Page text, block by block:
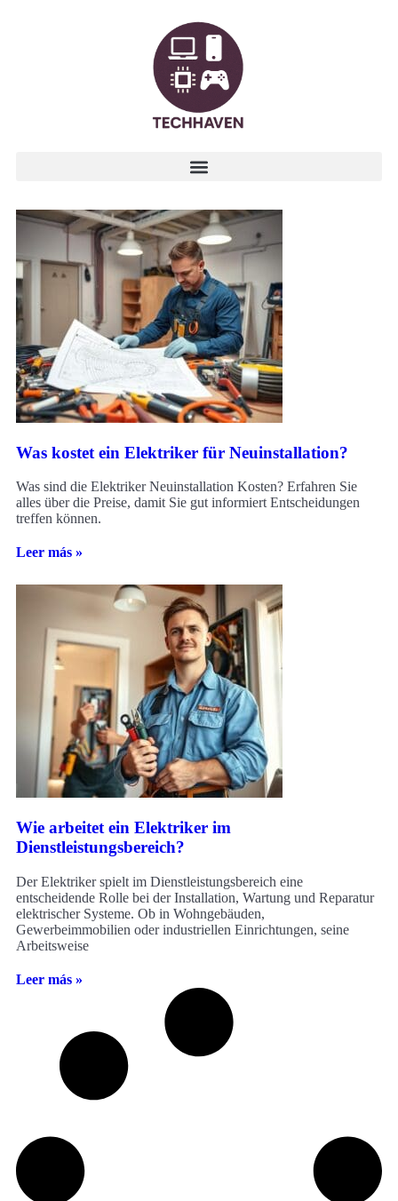
Was kostet ein Elektriker für Neuinstallation?
Was sind die Elektriker Neuinstallation Kosten? Erfahren Sie
alles über die Preise, damit Sie gut informiert Entscheidungen
treffen können.
Leer más »
Wie arbeitet ein Elektriker im
Dienstleistungsbereich?
Der Elektriker spielt im Dienstleistungsbereich eine
entscheidende Rolle bei der Installation, Wartung und Reparatur
elektrischer Systeme. Ob in Wohngebäuden,
Gewerbeimmobilien oder industriellen Einrichtungen, seine
Arbeitsweise
Leer más »